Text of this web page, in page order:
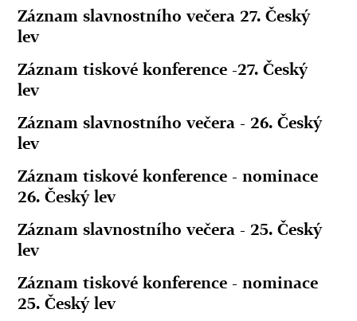
Záznam slavnostního večera 27. Český
lev
Záznam tiskové konference -27. Český
lev
Záznam slavnostního večera - 26. Český
lev
Záznam tiskové konference - nominace
26. Český lev
Záznam slavnostního večera - 25. Český
lev
Záznam tiskové konference - nominace
25. Český lev